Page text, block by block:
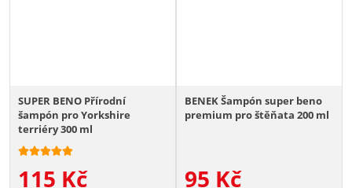
SUPER BENO Přírodní
šampón pro Yorkshire
terriéry 300 ml
115 Kč
BENEK Šampón super beno
premium pro štěňata 200 ml
95 Kč